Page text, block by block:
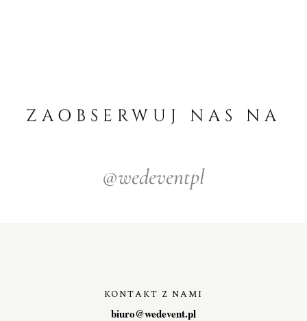
ZAOBSERWUJ NAS
NA
@wedeventpl
KONTAKT Z NAMI
biuro@wedevent.pl